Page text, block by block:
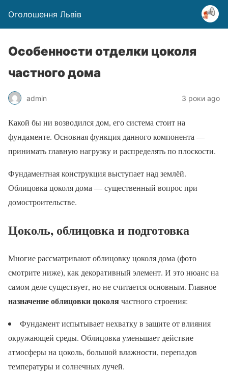
Оголошення Львів
Особенности отделки цоколя
частного дома
admin 3 роки ago
Какой бы ни возводился дом, его система стоит на
фундаменте. Основная функция данного компонента —
принимать главную нагрузку и распределять по плоскости.
Фундаментная конструкция выступает над землёй.
Облицовка цоколя дома — существенный вопрос при
домостроительстве.
Цоколь, облицовка и подготовка
Многие рассматривают облицовку цоколя дома (фото
смотрите ниже), как декоративный элемент. И это нюанс на
самом деле существует, но не считается основным. Главное
назначение облицовки цоколячастного строения:
Фундамент испытывает нехватку в защите от влияния
окружающей среды. Облицовка уменьшает действие
атмосферы на цоколь, большой влажности, перепадов
температуры и солнечных лучей.